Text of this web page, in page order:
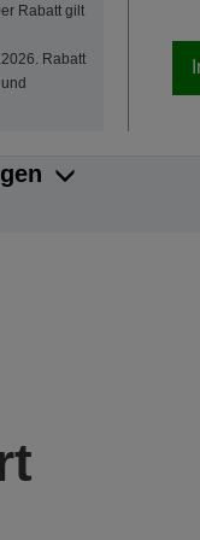
Rabatt gilt
Rabatt